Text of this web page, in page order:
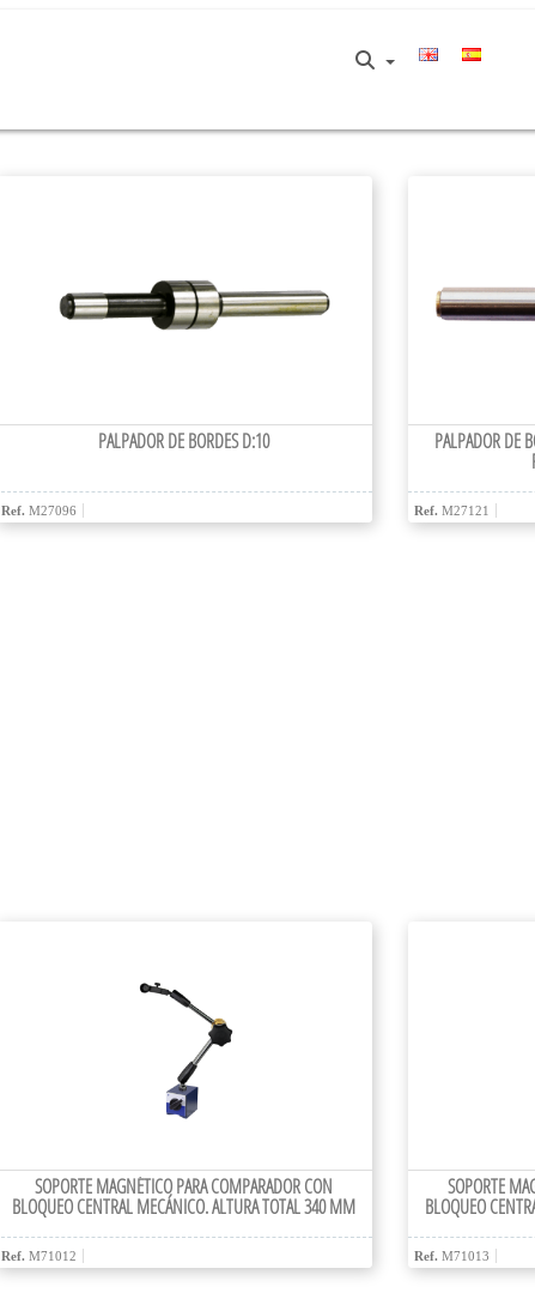
PALPADOR DE BORDES D:10
Ref. M27096
PALPADOR DE
Ref. M27121
SOPORTE MAGNÉTICO PARA COMPARADOR CON
BLOQUEO CENTRAL MECÁNICO. ALTURA TOTAL 340 MM
Ref. M71012
SOPORTE
BLOQUEO
Ref. M71013